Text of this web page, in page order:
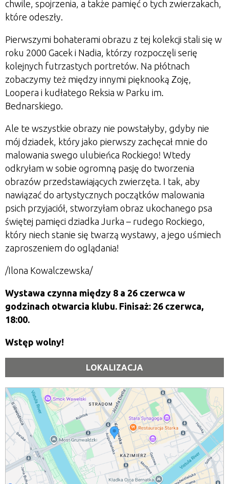
chwile, spojrzenia, a także pamięć o tych zwierzakach,
które odeszły.
Pierwszymi bohaterami obrazu z tej kolekcji stali się w
roku 2000 Gacek i Nadia, którzy rozpoczęli serię
kolejnych futrzastych portretów. Na płótnach
zobaczymy też między innymi pięknooką Zoję,
Loopera i kudłatego Reksia w Parku im.
Bednarskiego.
Ale te wszystkie obrazy nie powstałyby, gdyby nie
mój dziadek, który jako pierwszy zachęcał mnie do
malowania swego ulubieńca Rockiego! Wtedy
odkryłam w sobie ogromną pasję do tworzenia
obrazów przedstawiających zwierzęta. I tak, aby
nawiązać do artystycznych początków malowania
psich przyjaciół, stworzyłam obraz ukochanego psa
świętej pamięci dziadka Jurka – rudego Rockiego,
który niech stanie się twarzą wystawy, a jego uśmiech
zaproszeniem do oglądania!
/Ilona Kowalczewska/
Wystawa czynna między 8 a 26 czerwca w
godzinach otwarcia klubu. Finisaż: 26 czerwca,
18:00.
Wstęp wolny!
LOKALIZACJA